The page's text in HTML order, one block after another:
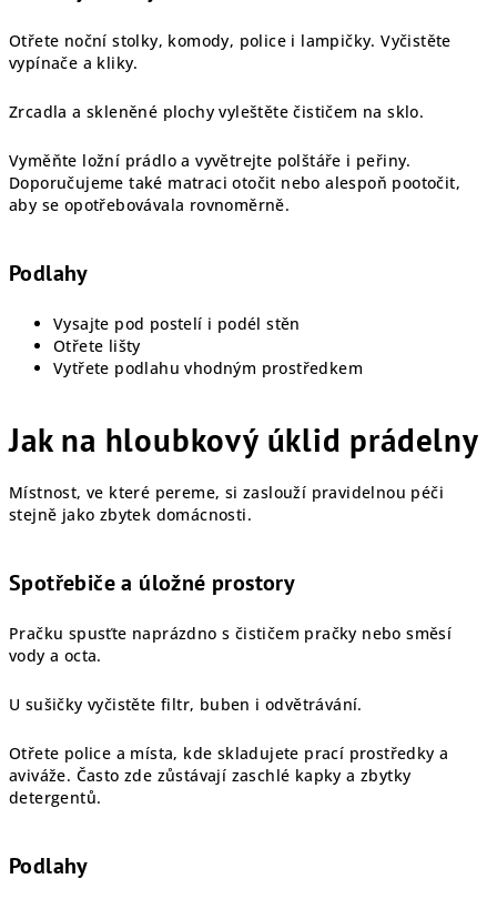
Otřete noční stolky, komody, police i lampičky. Vyčistěte
vypínače a kliky.
Zrcadla a skleněné plochy vyleštěte čističem na sklo.
Vyměňte ložní prádlo a vyvětrejte polštáře i peřiny.
Doporučujeme také matraci otočit nebo alespoň pootočit,
aby se opotřebovávala rovnoměrně.
Podlahy
Vysajte pod postelí i podél stěn
Otřete lišty
Vytřete podlahu vhodným prostředkem
Jak na hloubkový úklid prádelny
Místnost, ve které pereme, si zaslouží pravidelnou péči
stejně jako zbytek domácnosti.
Spotřebiče a úložné prostory
Pračku spusťte naprázdno s čističem pračky nebo směsí
vody a octa.
U sušičky vyčistěte filtr, buben i odvětrávání.
Otřete police a místa, kde skladujete prací prostředky a
aviváže. Často zde zůstávají zaschlé kapky a zbytky
detergentů.
Podlahy